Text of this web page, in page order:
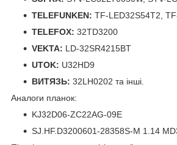
TELEFUNKEN: TF-LED32S54T2,
TELEFOX: 32TD3200
VEKTA: LD-32SR4215BT
UTOK: U32HD9
ВИТЯЗЬ: 32LH0202 та інші.
Аналоги планок:
KJ32D06-ZC22AG-09E
SJ.HF.D3200601-28358S-M 1.14